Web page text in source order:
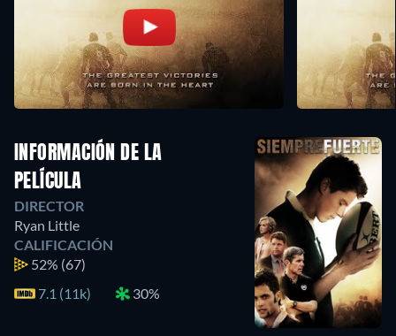
INFORMACIÓN DE LA
PELÍCULA
DIRECTOR
Ryan Little
CALIFICACIÓN
52% (67)
7.1 (11k)
30%